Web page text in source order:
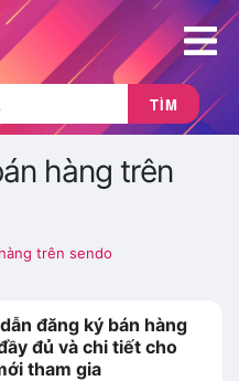
TÌM
hàng trên
trên sendo
đăng ký bán hàng
đủ và chi tiết cho
tham gia